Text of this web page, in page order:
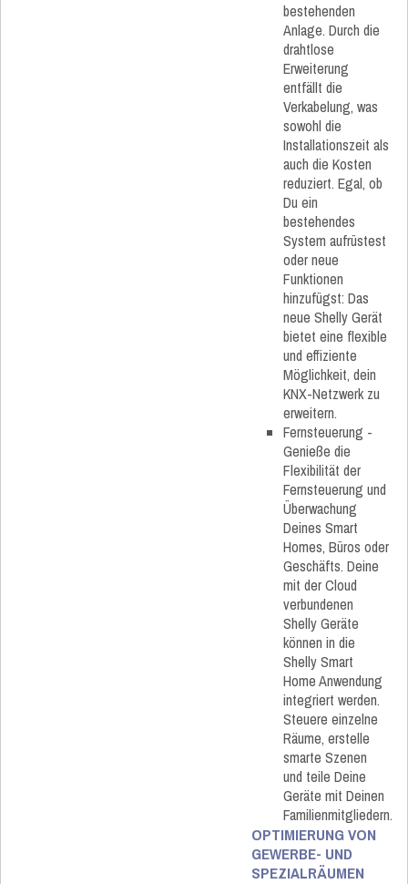
bestehenden
Anlage. Durch die
drahtlose
Erweiterung
entfällt die
Verkabelung, was
sowohl die
Installationszeit als
auch die Kosten
reduziert. Egal, ob
Du ein
bestehendes
System aufrüstest
oder neue
Funktionen
hinzufügst: Das
neue Shelly Gerät
bietet eine flexible
und effiziente
Möglichkeit, dein
KNX-Netzwerk zu
erweitern.
Fernsteuerung -
Genieße die
Flexibilität der
Fernsteuerung und
Überwachung
Deines Smart
Homes, Büros oder
Geschäfts. Deine
mit der Cloud
verbundenen
Shelly Geräte
können in die
Shelly Smart
Home Anwendung
integriert werden.
Steuere einzelne
Räume, erstelle
smarte Szenen
und teile Deine
Geräte mit Deinen
Familienmitgliedern.
OPTIMIERUNG VON
GEWERBE- UND
SPEZIALRÄUMEN